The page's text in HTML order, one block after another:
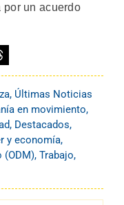
por un acuerdo
, Últimas Noticias
en movimiento,
, Destacados,
y economía,
(ODM), Trabajo,